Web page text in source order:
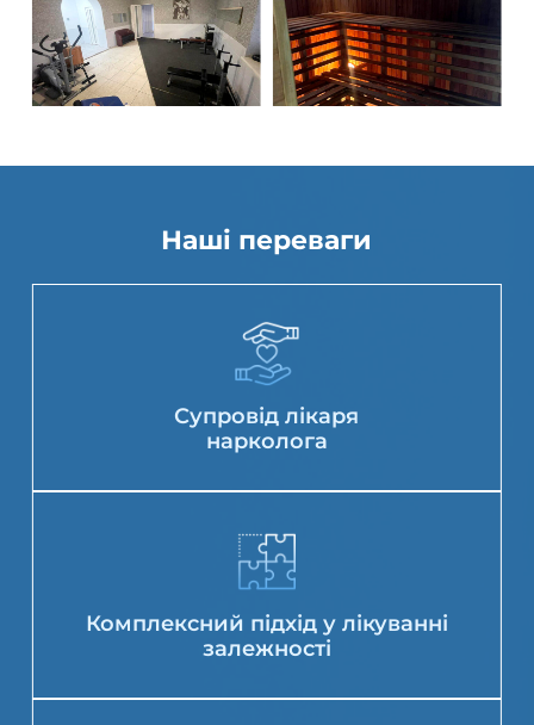
Наші переваги
Супровід лікаря
нарколога
Комплексний підхід у лікуванні
залежності